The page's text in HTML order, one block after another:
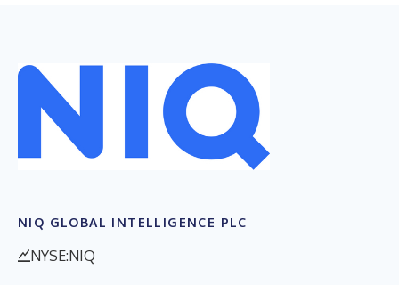
NIQ GLOBAL INTELLIGENCE PLC
NYSE:NIQ